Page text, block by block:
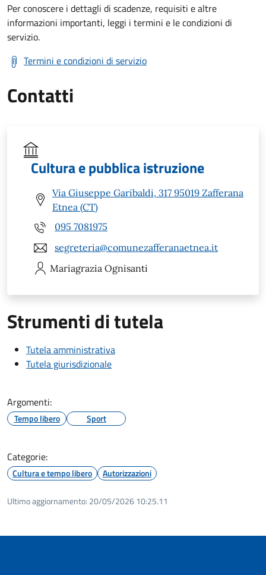
Per conoscere i dettagli di scadenze, requisiti e altre
informazioni importanti, leggi i termini e le condizioni di
servizio.
Termini e condizioni di servizio
Contatti
Cultura e pubblica istruzione
Via Giuseppe Garibaldi, 317 95019 Zafferana
Etnea (CT)
095 7081975
segreteria@comunezafferanaetnea.it
Mariagrazia Ognisanti
Strumenti di tutela
Tutela amministrativa
Tutela giurisdizionale
Argomenti:
Tempo libero Sport
Categorie:
Cultura e tempo libero Autorizzazioni
Ultimo aggiornamento: 20/05/2026 10:25.11